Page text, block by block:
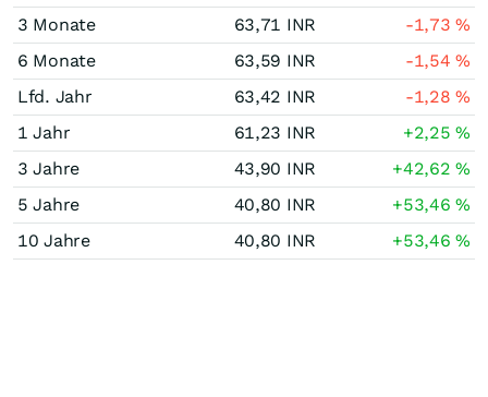
3 Monate
63,71 INR -1,73%
6 Monate
63,59 INR -1,54%
Lfd. Jahr
63,42 INR -1,28%
1 Jahr
61,23 INR +2,25%
3 Jahre
43,90 INR +42,62%
5 Jahre
40,80 INR +53,46%
10 Jahre
40,80 INR +53,46%